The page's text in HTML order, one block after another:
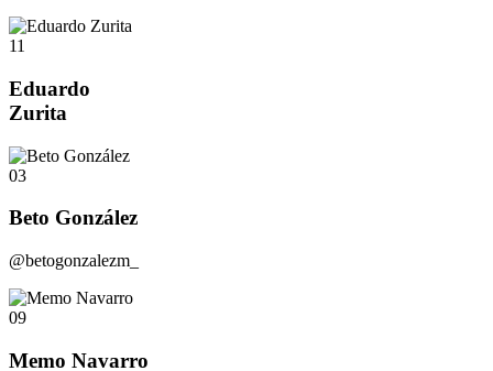
11
Eduardo
Zurita
03
Beto González
@betogonzalezm_
09
Memo Navarro